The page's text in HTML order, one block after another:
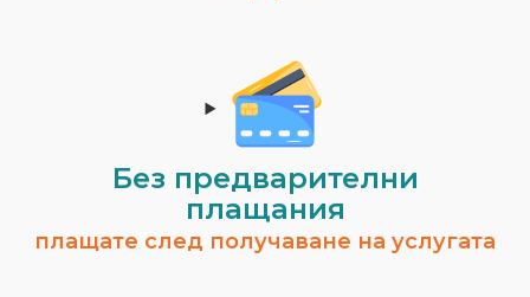
Без предварителни
плащания
плащате след получаване на услугата